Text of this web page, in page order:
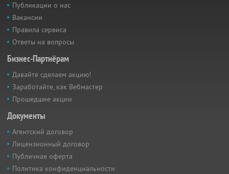
Публикации о нас
Вакансии
Правила сервиса
Ответы на вопросы
Бизнес-Партнёрам
Давайте сделаем акцию!
Заработайте, как Вебмастер
Прошедшие акции
Документы
Агентский договор
Лицензионный договор
Публичная оферта
Политика конфиденциальности